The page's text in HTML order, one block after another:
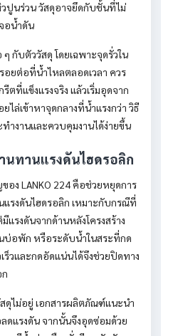
นร่วน วัสดุอาจยึดกับชั้นที่ไม่
อน้ำดัน
กับตัววัสดุ โดยเฉพาะจุดรั่วใน
ยต่อที่น้ำไหลตลอดเวลา ควร
ที่แข็งแรงจริง แล้วเริ่มอุดจาก
ล่เข้าหาจุดกลางที่น้ำแรงกว่า วิธี
ำงานและควบคุมงานได้ง่ายขึ้น
นทานแรงดันไฮดรอลิก
ง LANKO 224 คือช่วยหยุดการ
รงดันไฮดรอลิก เหมาะกับกรณีที่
รงดันจากด้านหลังโครงสร้าง
นบ่อพัก หรือระดับน้ำในสระที่กด
ร็วและกดอัดแน่นได้จึงช่วยปิดทาง
ดุไม่อยู่ เอกสารผลิตภัณฑ์แนะนำ
ดแรงดัน จากนั้นจึงอุดซ่อมด้วย